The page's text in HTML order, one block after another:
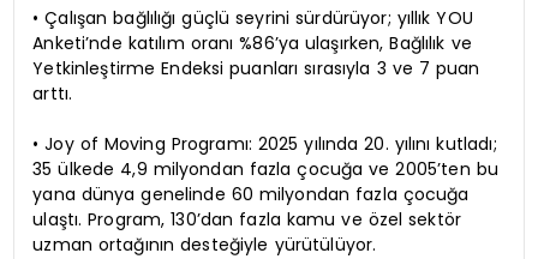
• Çalışan bağlılığı güçlü seyrini sürdürüyor; yıllık YOU
Anketi’nde katılım oranı %86’ya ulaşırken, Bağlılık ve
Yetkinleştirme Endeksi puanları sırasıyla 3 ve 7 puan
arttı.
• Joy of Moving Programı: 2025 yılında 20. yılını kutladı;
35 ülkede 4,9 milyondan fazla çocuğa ve 2005’ten bu
yana dünya genelinde 60 milyondan fazla çocuğa
ulaştı. Program, 130’dan fazla kamu ve özel sektör
uzman ortağının desteğiyle yürütülüyor.